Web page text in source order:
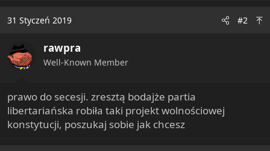
31 Styczeń 2019 #2
rawpra
Well-Known Member
prawo do secesji. zresztą bodajże partia
libertariańska robiła taki projekt wolnościowej
konstytucji, poszukaj sobie jak chcesz